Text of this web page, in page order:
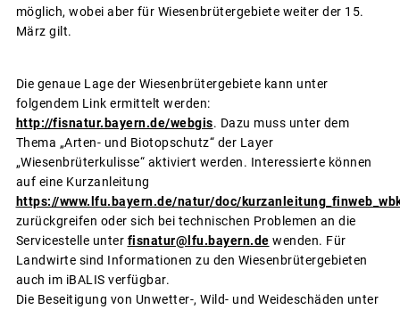
möglich, wobei aber für Wiesenbrütergebiete weiter der 15.
März gilt.
Die genaue Lage der Wiesenbrütergebiete kann unter
folgendem Link ermittelt werden:
http://fisnatur.bayern.de/webgis. Dazu muss unter dem
Thema „Arten- und Biotopschutz“ der Layer
„Wiesenbrüterkulisse“ aktiviert werden. Interessierte können
auf eine Kurzanleitung
https://www.lfu.bayern.de/natur/doc/
zurückgreifen oder sich bei technischen Problemen an die
Servicestelle unter fisnatur@lfu.bayern.de wenden. Für
Landwirte sind Informationen zu den Wiesenbrütergebieten
auch im iBALIS verfügbar.
Die Beseitigung von Unwetter-, Wild- und Weideschäden unter